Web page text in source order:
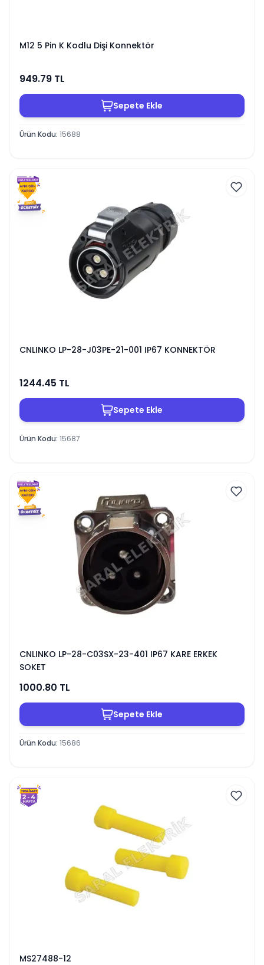
M12 5 Pin K Kodlu Dişi Konnektör
949.79 TL
Sepete Ekle
Ürün Kodu: 15688
CNLINKO LP-28-J03PE-21-001 IP67 KONNEKTÖR
1244.45 TL
Sepete Ekle
Ürün Kodu: 15687
CNLINKO LP-28-C03SX-23-401 IP67 KARE ERKEK
SOKET
1000.80 TL
Sepete Ekle
Ürün Kodu: 15686
MS27488-12